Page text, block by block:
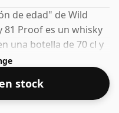
de edad" de Wild
81 Proof es un whisky
una botella de 70 cl y
del 40,5%.
stock